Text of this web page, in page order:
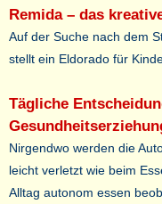
Remida – das
Auf der Suche nach dem
stellt ein Eldorado für
Tägliche
Nirgendwo werden die
leicht verletzt wie beim
Alltag autonom essen